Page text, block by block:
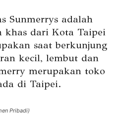
Sunmerrys adalah
khas dari Kota Taipei
saat berkunjung
kecil, lembut dan
merupakan toko
di Taipei.
Pribadi)